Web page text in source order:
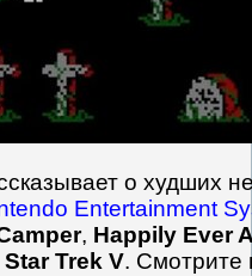
о худших
Entertainment
, Happily Ever
Star Trek V. Смотрите